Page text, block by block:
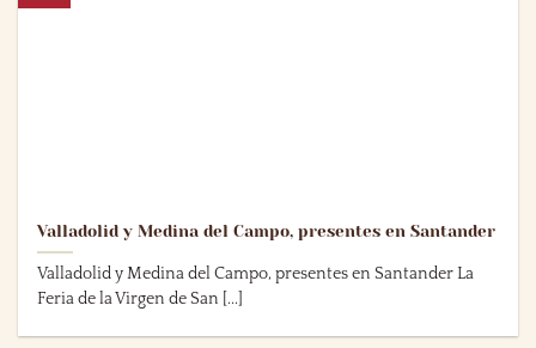
Valladolid y Medina del Campo, presentes en Santander
Valladolid y Medina del Campo, presentes en Santander La
Feria de la Virgen de San [...]